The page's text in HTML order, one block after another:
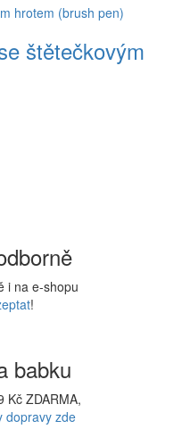
štětečkovým
i na e-shopu
!
babku
Kč ZDARMA,
dopravy zde